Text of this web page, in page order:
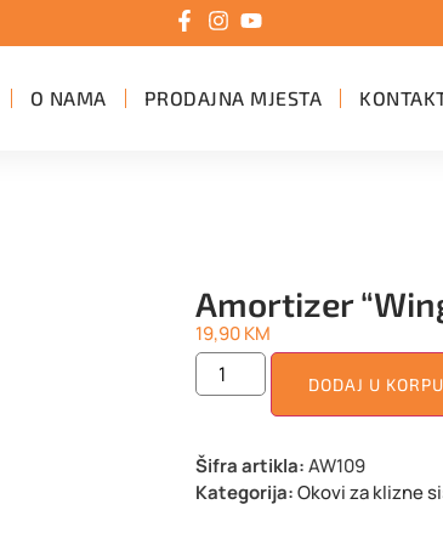
O NAMA PRODAJNA MJESTA
Amortizer
19,90KM
DODAJ U
Šifra artikla:AW109
Kategorija:Okovi za klizne